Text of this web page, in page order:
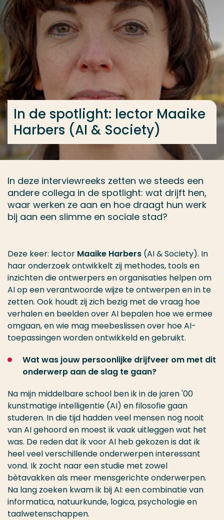
Ga direct naar de content
... > Nieuws
In de spotlight: lector Maaike
Harbers (AI & Society)
In deze interviewreeks zetten we steeds een
andere collega in de spotlight: wat drijft hen,
waar werken ze aan en hoe draagt hun werk
bij aan een slimme en sociale stad?
Deze keer: lector Maaike Harbers (AI & Society). In
haar onderzoek ontwikkelt zij methodes, tools en
inzichten die ontwerpers en organisaties helpen om
AI op een verantwoorde wijze te ontwerpen en in te
zetten. Ook houdt zij zich bezig met de vraag hoe
verhalen en beelden over AI bepalen hoe we ermee
omgaan, en wie mag meebeslissen over hoe AI-
toepassingen worden ontwikkeld en gebruikt.
Wat was jouw persoonlijke drijfveer om met dit
onderwerp aan de slag te gaan?
Na mijn middelbare school ben ik in de jaren '00
kunstmatige intelligentie (AI) en filosofie gaan
studeren. In die tijd hadden veel mensen nog nooit
van AI gehoord en moest ik vaak uitleggen wat het
was. De reden dat ik voor AI heb gekozen is dat ik
heel veel verschillende onderwerpen interessant
vond. Ik zocht naar een studie met zowel
bètavakken als meer mensgerichte onderwerpen.
Na lang zoeken kwam ik bij AI: een combinatie van
informatica, natuurkunde, logica, psychologie en
taalwetenschappen.
Veel gezocht
Opleiding